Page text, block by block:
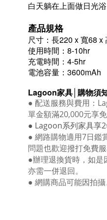
白天躺在上面做日光
產品規格
尺寸：長220 x 寬68 x
使用時間：8-10hr
充電時間：4-5hr
電池容量：3600mAh
Lagoon家具│購物須
● 配送服務與費用：
單金額滿20,000元享
● Lagoon系列家具享2
● 網路購物適用7日鑑
問題也歡迎撥打免費
●辦理退換貨時，如是
亦需一併退回。
● 網購商品可能因拍